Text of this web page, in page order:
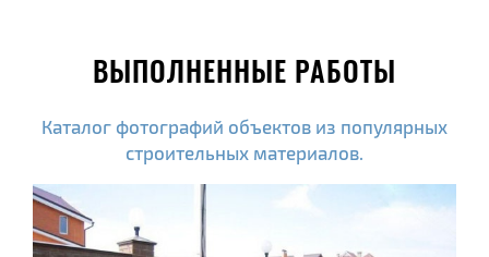
ВЫПОЛНЕННЫЕ РАБОТЫ
Каталог фотографий объектов из популярных
строительных материалов.